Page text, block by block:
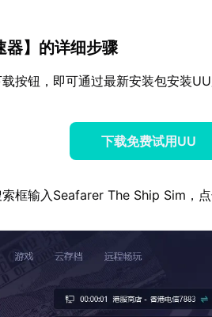
器】的详细步骤
按钮，即可通过最新安装包安装UU
下载免费试用UU
框输入Seafarer The Ship Sim，点